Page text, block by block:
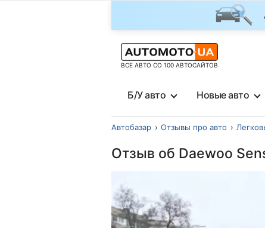
ВСЕ АВТО СО 100 АВТОСАЙТОВ
Б/У авто Новые авто
Автобазар Отзывы про авто
Отзыв об Daewoo